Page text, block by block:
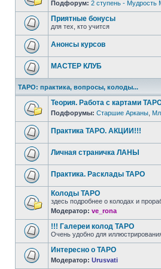
Подфорум: 2 ступень - Мудрость
Приятные бонусы
для тех, кто учится
Анонсы курсов
МАСТЕР КЛУБ
ТАРО: практика, вопросы, колоды...
Теория. Работа с картами
Подфорумы: Старшие Арканы
Практика ТАРО. АКЦИИ!!!
Личная страничка ЛАНЫ
Практика. Расклады ТАРО
Колоды ТАРО
здесь подробнее о колодах и
Модератор: ve_rona
!!! Галереи колод ТАРО
Очень удобно для
Интересно о ТАРО
Модератор: Urusvati